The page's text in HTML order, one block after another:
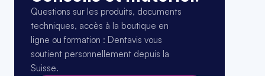
Questions sur les produits, documents
techniques, accès à la boutique en
ligne ou formation : Dentavis vous
soutient personnellement depuis la
Suisse.